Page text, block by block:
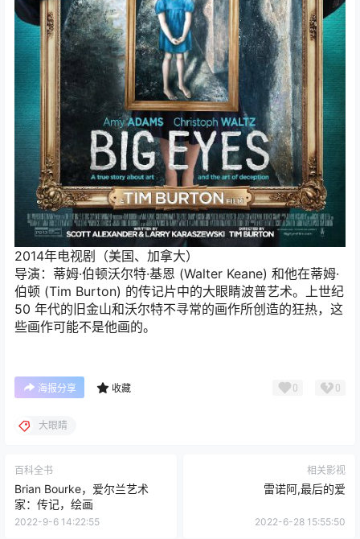
2014年电视剧（美国、加拿大）
导演：蒂姆·伯顿沃尔特·基恩 (Walter Keane) 和他在蒂姆·
伯顿 (Tim Burton) 的传记片中的大眼睛波普艺术。上世纪
50 年代的旧金山和沃尔特不寻常的画作所创造的狂热，这
些画作可能不是他画的。
海报分享 收藏 0 0
大眼睛
百科全书
Brian Bourke，爱尔兰艺术
家：传记，绘画
2022-9-6 14:22:55
相关影视
雷诺阿,最后的爱
2022-6-28 15:55:50